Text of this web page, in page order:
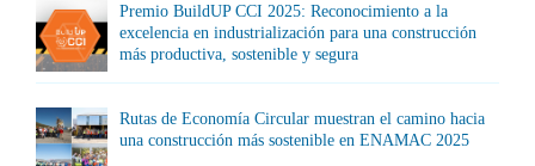
Premio BuildUP CCI 2025: Reconocimiento a la
excelencia en industrialización para una construcción
más productiva, sostenible y segura
Rutas de Economía Circular muestran el camino hacia
una construcción más sostenible en ENAMAC 2025